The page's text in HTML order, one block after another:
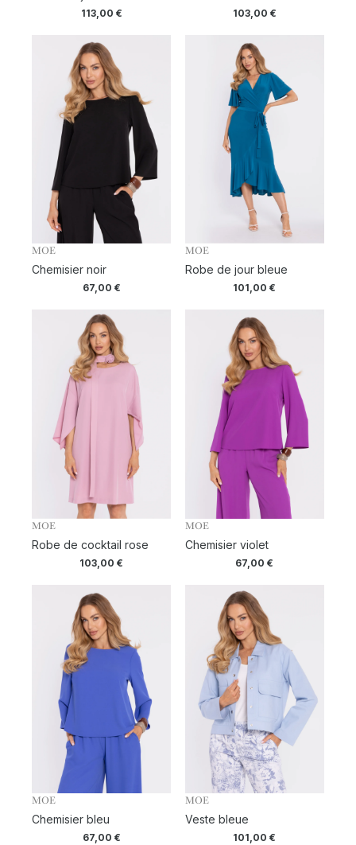
113,00 € 103,00 €
MOE
Chemisier noir
67,00 €
MOE
Robe de jour bleue
101,00€
MOE
Robe de cocktail rose
103,00€
MOE
Chemisier violet
67,00€
MOE
Chemisier bleu
67,00 €
MOE
Veste bleue
101,00€